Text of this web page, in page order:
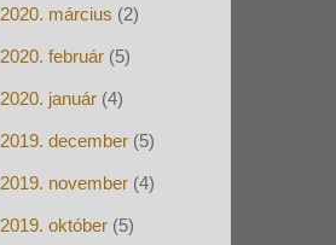
2020. március (2)
2020. február (5)
2020. január (4)
2019. december (5)
2019. november (4)
2019. október (5)